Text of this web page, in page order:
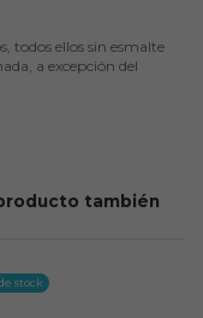
todos ellos sin esmalte
a excepción del
también
stock